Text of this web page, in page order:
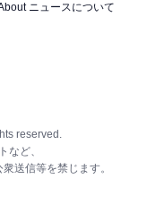
ニュースについて
reserved.
など、
送信等を禁じます。